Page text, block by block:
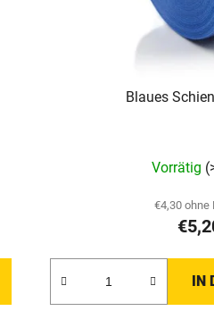
Blaues
ist
Vorrätig
€4,30 ohne
IN